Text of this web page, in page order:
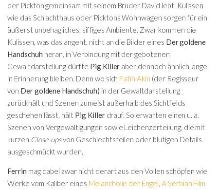
der Pickton gemeinsam mit seinem Bruder David lebt. Kulissen
wie das Schlachthaus oder Picktons Wohnwagen sorgen für ein
äußerst unbehagliches, siffiges Ambiente. Zwar kommen die
Kulissen, was das angeht, nicht an die Bilder eines Der goldene
Handschuh heran, in Verbindung mit der gebotenen
Gewaltdarstellung dürfte Pig Killer aber dennoch ähnlich lange
in Erinnerung bleiben. Denn wo sich Fatih Akin (der Regisseur
von Der goldene Handschuh) in der Gewaltdarstellung
zurückhält und Szenen zumeist außerhalb des Sichtfelds
geschehen lässt, hält Pig Killer drauf. So erwarten einen u. a.
Szenen von Vergewaltigungen sowie Leichenzerteilung, die mit
kurzen Close-upsvon Geschlechtsteilen oder blutigen Details
ausgeschmückt wurden.
Ferrin mag dabei zwar nicht derart aus den Vollen schöpfen wie
Werke vom Kaliber eines Melancholie der Engel A Serbian Film